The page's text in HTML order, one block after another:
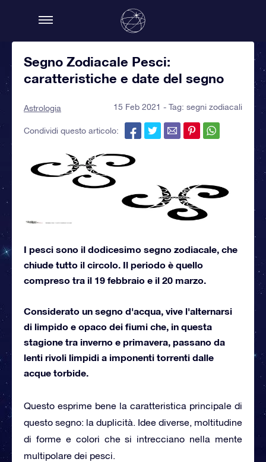
Segno Zodiacale Pesci:
caratteristiche e date del segno
Astrologia 15 Feb 2021 - Tag: segni zodiacali
Condividi questo articolo:
I pesci sono il dodicesimo segno zodiacale, che
chiude tutto il circolo. Il periodo è quello
compreso tra il 19 febbraio e il 20 marzo.
Considerato un segno d'acqua, vive l'alternarsi
di limpido e opaco dei fiumi che, in questa
stagione tra inverno e primavera, passano da
lenti rivoli limpidi a imponenti torrenti dalle
acque torbide.
Questo esprime bene la caratteristica principale di
questo segno: la duplicità. Idee diverse, moltitudine
di forme e colori che si intrecciano nella mente
multipolare dei pesci.